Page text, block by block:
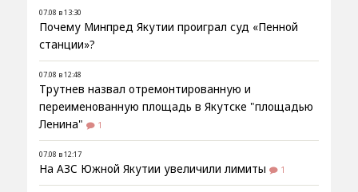
07.08 в 13:30
Почему Минпред Якутии проиграл суд «Пенной
станции»?
07.08 в 12:48
Трутнев назвал отремонтированную и
переименованную площадь в Якутске "площадью
Ленина"
1
07.08 в 12:17
На АЗС Южной Якутии увеличили лимиты 1